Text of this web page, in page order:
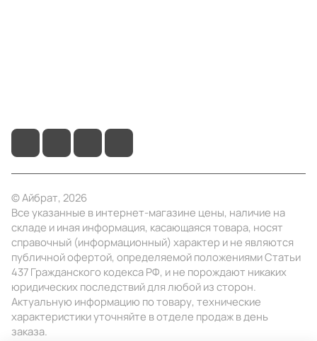
© Айбрат, 2026
Все указанные в интернет-магазине цены, наличие на
складе и иная информация, касающаяся товара, носят
справочный (информационный) характер и не являются
публичной офертой, определяемой положениями Статьи
437 Гражданского кодекса РФ, и не порождают никаких
юридических последствий для любой из сторон.
Актуальную информацию по товару, технические
характеристики уточняйте в отделе продаж в день
заказа.